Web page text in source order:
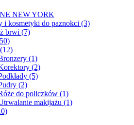
NEW YORK
i kosmetyki do paznokci (3)
brwi (7)
(1)
(2)
(5)
(2)
do policzków (1)
makijażu (1)